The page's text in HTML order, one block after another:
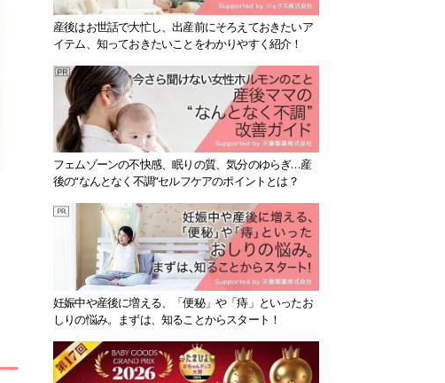
産後はお世話で大忙し、出産前にそろえておきたいア
イテム、知っておきたいことをわかりやすく紹介！
フェムゾーンの不快感、眠りの質、気分のゆらぎ…産
後の“なんとなく不調”セルフケアのポイントとは？
妊娠中や産後に増える、「便秘」や「痔」といったお
しりの悩み。まずは、知ることからスタート！